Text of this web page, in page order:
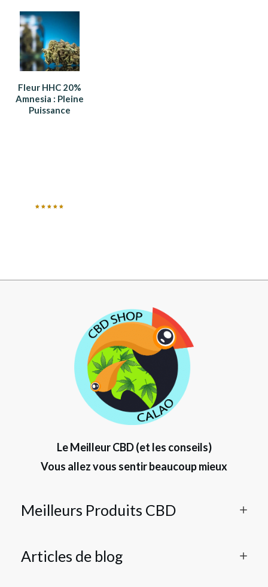
Fleur HHC 20%
Amnesia : Pleine
Puissance
Le Meilleur CBD (et les conseils)
Vous allez vous sentir beaucoup mieux
Meilleurs Produits CBD
Articles de blog